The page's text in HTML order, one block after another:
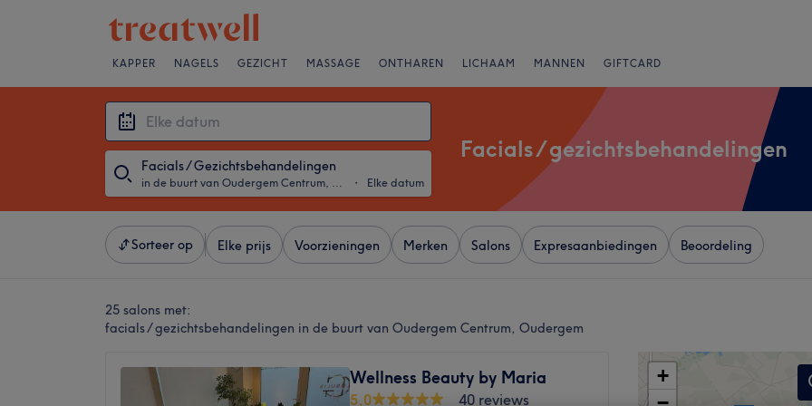
KAPPER NAGELS GEZICHT MASSAGE ONTHAREN LICHAAM MANNEN GIFTCARD
Facials / Gezichtsbehandelingen
in de buurt van Oudergem Centrum, Oudergem ・ Elke datum
Facials / gezichtsbehandelingen
Sorteer op Elke prijs Voorzieningen Merken Salons Expresaanbiedingen Beoordeling
25 salons met:
facials / gezichtsbehandelingen in de buurt van Oudergem Centrum, Oudergem
Wellness Beauty by Maria
5,0
40 reviews
+